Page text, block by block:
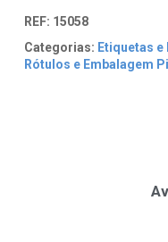
REF: 15058
Categorias: Etiquetas
Rótulos e Embalagem